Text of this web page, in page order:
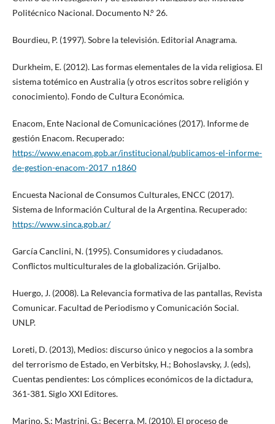
Politécnico Nacional. Documento N.° 26.
Bourdieu, P. (1997). Sobre la televisión. Editorial Anagrama.
Durkheim, E. (2012). Las formas elementales de la vida religiosa. El
sistema totémico en Australia (y otros escritos sobre religión y
conocimiento). Fondo de Cultura Económica.
Enacom, Ente Nacional de Comunicaciónes (2017). Informe de
gestión Enacom. Recuperado:
https://www.enacom.gob.ar/institucional/publicamos-el-informe-
de-gestion-enacom-2017_n1860
Encuesta Nacional de Consumos Culturales, ENCC (2017).
Sistema de Información Cultural de la Argentina. Recuperado:
https://www.sinca.gob.ar/
García Canclini, N. (1995). Consumidores y ciudadanos.
Conflictos multiculturales de la globalización. Grijalbo.
Huergo, J. (2008). La Relevancia formativa de las pantallas, Revista
Comunicar. Facultad de Periodismo y Comunicación Social.
UNLP.
Loreti, D. (2013), Medios: discurso único y negocios a la sombra
del terrorismo de Estado, en Verbitsky, H.; Bohoslavsky, J. (eds),
Cuentas pendientes: Los cómplices económicos de la dictadura,
361-381. Siglo XXI Editores.
Marino, S.; Mastrini, G.; Becerra, M. (2010). El proceso de